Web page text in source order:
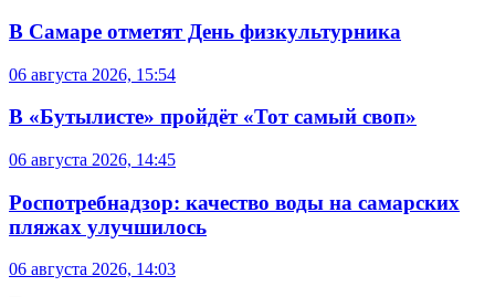
В Самаре отметят День физкультурника
06 августа 2026, 15:54
В «Бутылисте» пройдёт «Тот самый своп»
06 августа 2026, 14:45
Роспотребнадзор: качество воды на самарских
пляжах улучшилось
06 августа 2026, 14:03